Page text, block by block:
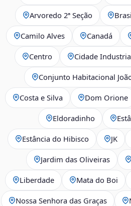
Arvoredo 2ª Seção
Camilo Alves Canadá
Centro Cidade
Conjunto Habitacional
Costa e Silva Dom Orione
Eldoradinho
Estância do Hibisco JK
Jardim das Oliveiras
Liberdade Mata do Boi
Nossa Senhora das Graças